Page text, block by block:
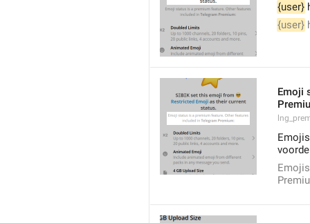
{user}
{user}
Emoji